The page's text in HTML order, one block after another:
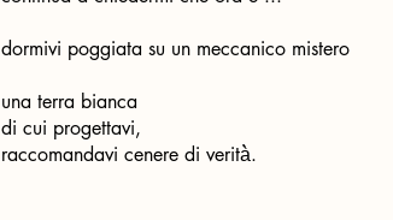
dormivi poggiata su un meccanico mistero
una terra bianca
di cui progettavi,
raccomandavi cenere di verità̀.